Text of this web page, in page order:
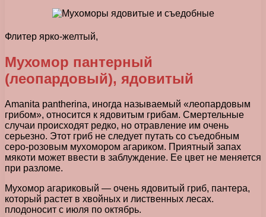
Флитер ярко-желтый,
Мухомор пантерный
(леопардовый), ядовитый
Amanita pantherina, иногда называемый «леопардовым
грибом», относится к ядовитым грибам. Смертельные
случаи происходят редко, но отравление им очень
серьезно. Этот гриб не следует путать со съедобным
серо-розовым мухомором агариком. Приятный запах
мякоти может ввести в заблуждение. Ее цвет не меняется
при разломе.
Мухомор агариковый — очень ядовитый гриб, пантера,
который растет в хвойных и лиственных лесах.
плодоносит с июля по октябрь.